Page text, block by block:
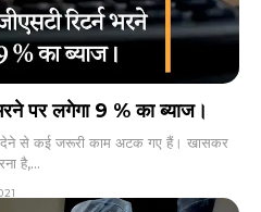
पर लगेगा 9 % का ब्याज।
देने से कई जरूरी काम अटक गए हैं। खासकर
है,...